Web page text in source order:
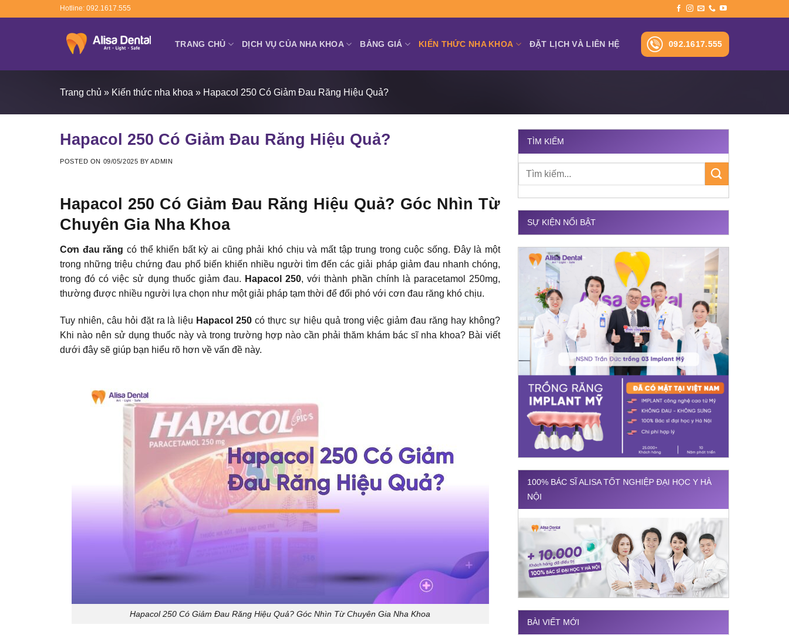
Hotline: 092.1617.555
TRANG CHỦ DỊCH VỤ CỦA NHA KHOA BẢNG GIÁ KIẾN THỨC NHA KHOA ĐẶT LỊCH VÀ LIÊN HỆ 092.1617.555
Trang chủ » Kiến thức nha khoa » Hapacol 250 Có Giảm Đau Răng Hiệu Quả?
Hapacol 250 Có Giảm Đau Răng Hiệu Quả?
POSTED ON 09/05/2025 BYADMIN
Hapacol 250 Có Giảm Đau Răng Hiệu Quả? Góc Nhìn Từ
Chuyên Gia Nha Khoa
Cơn đau răng có thể khiến bất kỳ ai cũng phải khó chịu và mất tập trung trong cuộc sống. Đây là một
trong nhữngtriệu chứng đau phổ biến khiến nhiều người tìm đến các giải pháp giảm đau nhanh chóng,
trong đó có việc sử dụng thuốc giảm đau. Hapacol 250, với thành phần chính là paracetamol 250mg,
thường được nhiều người lựa chọn như một giải pháp tạm thời để đối phó với cơn đau răng khó chịu.
Tuy nhiên, câu hỏi đặt ra là liệu Hapacol 250 có thực sự hiệu quả trong việc giảm đau răng hay không?
Khi nào nên sử dụng thuốc này và trong trường hợp nào cần phải thăm khám bác sĩ nha khoa? Bài viết
dưới đây sẽ giúp bạn hiểu rõ hơn về vấn đề này.
Hapacol 250 Có Giảm Đau Răng Hiệu Quả? Góc Nhìn Từ Chuyên Gia Nha Khoa
TÌM KIẾM
SỰ KIỆN NỔI BẬT
100% BÁC SĨ ALISA TỐT NGHIỆP ĐẠI HỌC Y HÀ
NỘI
BÀI VIẾT MỚI